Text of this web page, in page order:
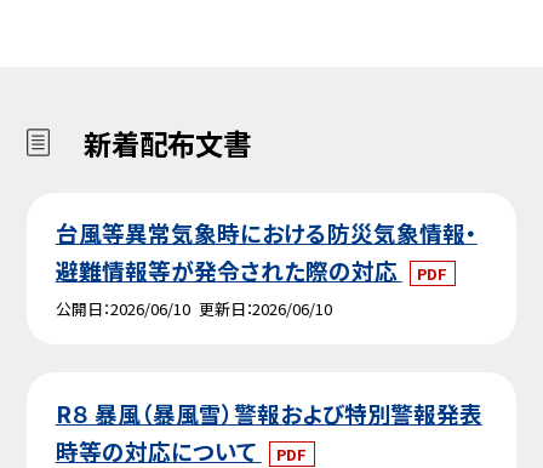
新着配布文書
台風等異常気象時における防災気象情報・
避難情報等が発令された際の対応
PDF
公開日 2026/06/10 更新日 2026/06/10
R８ 暴風（暴風雪）警報および特別警報発表
時等の対応について
PDF